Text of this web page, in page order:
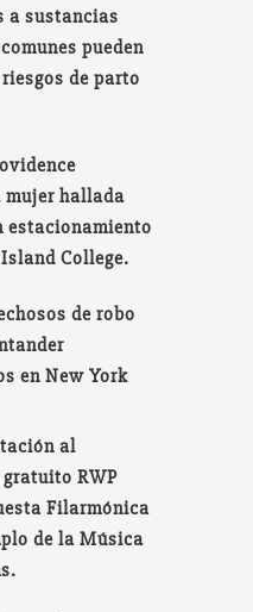
a sustancias
pueden
de parto
hallada
estacionamiento
College.
de robo
en New York
al
RWP
Filarmónica
de la Música